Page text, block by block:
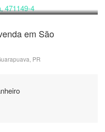
em São
PR